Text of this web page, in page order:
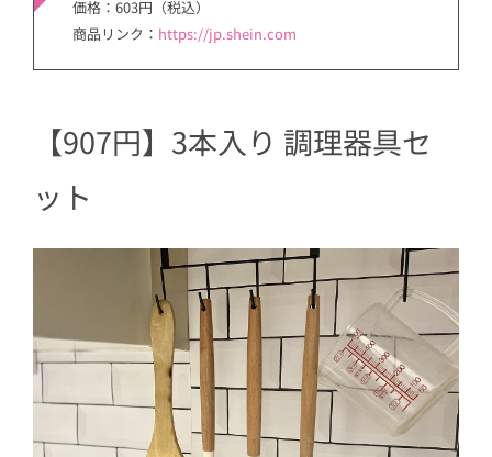
価格：603円（税込）
商品リンク： https://jp.shein.com
【907円】3本入り 調理器具セ
ット